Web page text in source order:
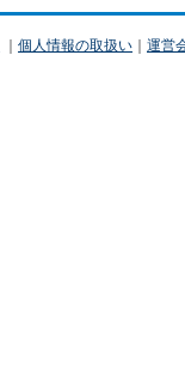
｜ 個人情報の取扱い ｜ 運営